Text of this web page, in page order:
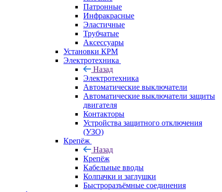
Патронные
Инфракрасные
Эластичные
Трубчатые
Аксессуары
Установки КРМ
Электротехника
Назад
Электротехника
Автоматические выключатели
Автоматические выключатели защиты
двигателя
Контакторы
Устройства защитного отключения
(УЗО)
Крепёж
Назад
Крепёж
Кабельные вводы
Колпачки и заглушки
Быстроразъёмные соединения